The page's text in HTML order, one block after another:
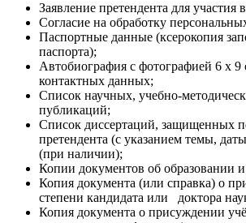
Заявление претендента для участия
Согласие на обработку
Паспортные данные (ксерокопия
паспорта);
Автобиография с фотографией 6 х 9
контактных данных;
Список научных, учебно-
публикаций;
Список диссертаций, защищенных
претендента (с указанием темы,
(при наличии);
Копии документов об образовании
Копия документа (или справка) о
степени кандидата или доктора
Копия документа о присуждении